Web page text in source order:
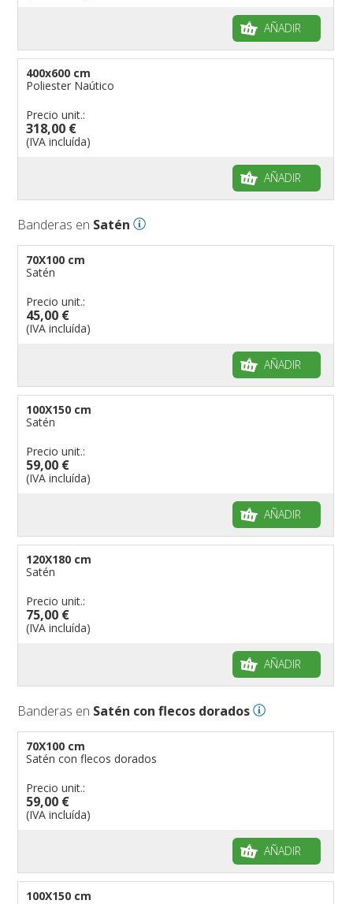
AÑADIR
400x600 cm
Poliester Naútico
Precio unit.:
318,00 €
(IVA incluída)
AÑADIR
Banderas en Satén
70X100 cm
Satén
Precio unit.:
45,00 €
(IVA incluída)
AÑADIR
100X150 cm
Satén
Precio unit.:
59,00 €
(IVA incluída)
AÑADIR
120X180 cm
Satén
Precio unit.:
75,00 €
(IVA incluída)
AÑADIR
Banderas en Satén con flecos dorados
70X100 cm
Satén con flecos dorados
Precio unit.:
59,00 €
(IVA incluída)
AÑADIR
100X150 cm